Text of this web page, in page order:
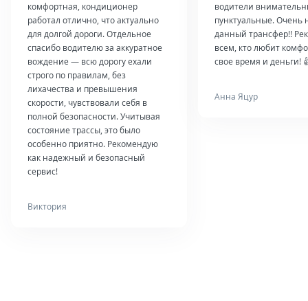
комфортная, кондиционер
работал отлично, что актуально
для долгой дороги. Отдельное
спасибо водителю за аккуратное
вождение — всю дорогу ехали
строго по правилам, без
лихачества и превышения
скорости, чувствовали себя в
полной безопасности. Учитывая
состояние трассы, это было
особенно приятно. Рекомендую
как надежный и безопасный
сервис!
Виктория
водители
пунктуальные. Очень
данный трансфер!!
всем, кто любит
свое время и деньги!
Анна Яцур